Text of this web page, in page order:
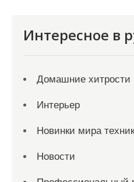
Интересное в
Домашние хитрости
Интерьер
Новинки мира
Новости